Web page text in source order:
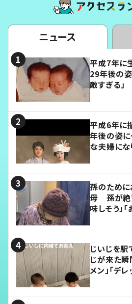
ニュース
平成7年に
29年後の姿
敵すぎる」
平成6年に
年後の姿に
な夫婦にな
孫のため
母 孫が絶
味しそう」
じいじを
じが来た瞬
メン」「デ